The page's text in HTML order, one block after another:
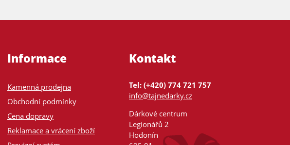
Informace
Kamenná prodejna
Obchodní podmínky
Cena dopravy
Reklamace a vrácení zboží
Kontakt
Tel: (+420) 774 721 757
info@tajnedarky.cz
Dárkové centrum
Legionářů 2
Hodonín